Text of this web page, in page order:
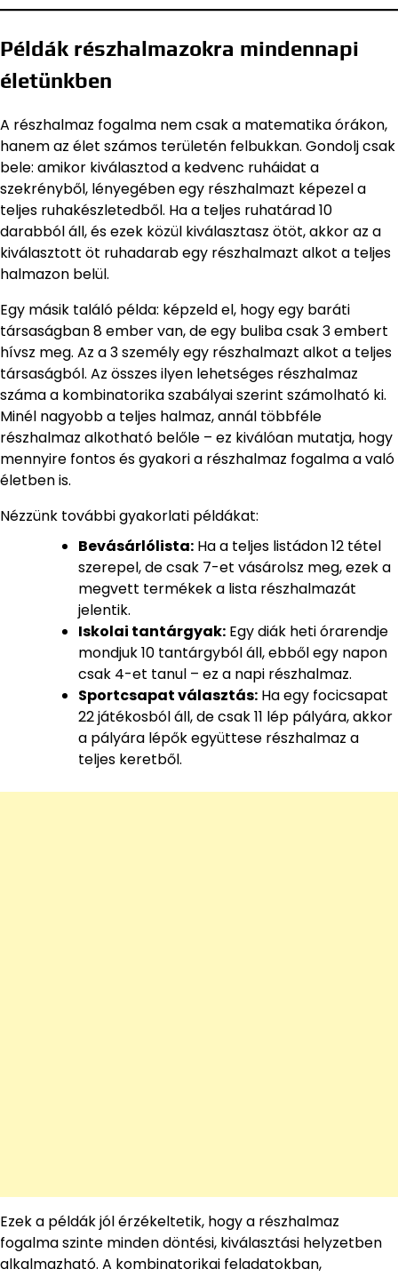
Példák részhalmazokra mindennapi
életünkben
A részhalmaz fogalma nem csak a matematika órákon,
hanem az élet számos területén felbukkan. Gondolj csak
bele: amikor kiválasztod a kedvenc ruháidat a
szekrényből, lényegében egy részhalmazt képezel a
teljes ruhakészletedből. Ha a teljes ruhatárad 10
darabból áll, és ezek közül kiválasztasz ötöt, akkor az a
kiválasztott öt ruhadarab egy részhalmazt alkot a teljes
halmazon belül.
Egy másik találó példa: képzeld el, hogy egy baráti
társaságban 8 ember van, de egy buliba csak 3 embert
hívsz meg. Az a 3 személy egy részhalmazt alkot a teljes
társaságból. Az összes ilyen lehetséges részhalmaz
száma a kombinatorika szabályai szerint számolható ki.
Minél nagyobb a teljes halmaz, annál többféle
részhalmaz alkotható belőle – ez kiválóan mutatja, hogy
mennyire fontos és gyakori a részhalmaz fogalma a való
életben is.
Nézzünk további gyakorlati példákat:
Bevásárlólista: Ha a teljes listádon 12 tétel
szerepel, de csak 7-et vásárolsz meg, ezek a
megvett termékek a lista részhalmazát
jelentik.
Iskolai tantárgyak: Egy diák heti órarendje
mondjuk 10 tantárgyból áll, ebből egy napon
csak 4-et tanul – ez a napi részhalmaz.
Sportcsapat választás: Ha egy focicsapat
22 játékosból áll, de csak 11 lép pályára, akkor
a pályára lépők együttese részhalmaz a
teljes keretből.
Ezek a példák jól érzékeltetik, hogy a részhalmaz
fogalma szinte minden döntési, kiválasztási helyzetben
alkalmazható. A kombinatorikai feladatokban,